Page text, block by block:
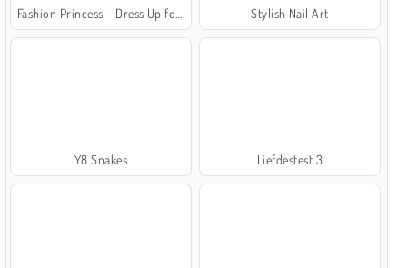
Stylish Nail Art
Y8 Snakes Liefdestest 3